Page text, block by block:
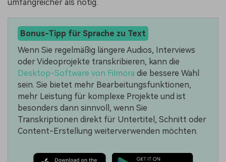
umfangreicher als nötig.
Bonus-Tipp für Sprache zu Text
Wenn Sie regelmäßig längere Audios, Interviews
oder Videoprojekte transkribieren, kann die
Desktop-Software von Filmora die bessere Wahl
sein. Sie bietet mehr Bearbeitungsfunktionen,
mehr Leistung für komplexe Projekte und ist
besonders dann sinnvoll, wenn Sie
Transkriptionen direkt für Untertitel, Schnitt oder
Content-Erstellung weiterverwenden möchten.